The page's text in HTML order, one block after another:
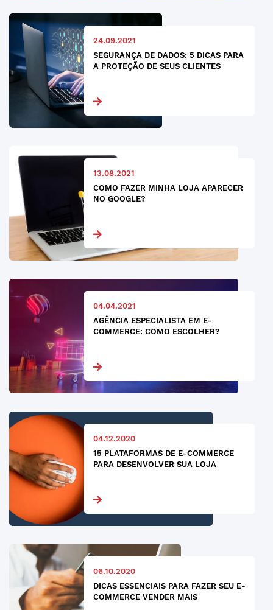
24.09.2021
SEGURANÇA DE DADOS: 5 DICAS PARA
A PROTEÇÃO DE SEUS CLIENTES
13.08.2021
COMO FAZER MINHA LOJA APARECER
NO GOOGLE?
04.04.2021
AGÊNCIA ESPECIALISTA EM E-
COMMERCE: COMO ESCOLHER?
04.12.2020
15 PLATAFORMAS DE E-COMMERCE
PARA DESENVOLVER SUA LOJA
06.10.2020
DICAS ESSENCIAIS PARA FAZER SEU E-
COMMERCE VENDER MAIS